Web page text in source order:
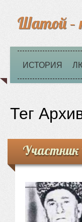
Шатой –
ИСТОРИЯ
Тег